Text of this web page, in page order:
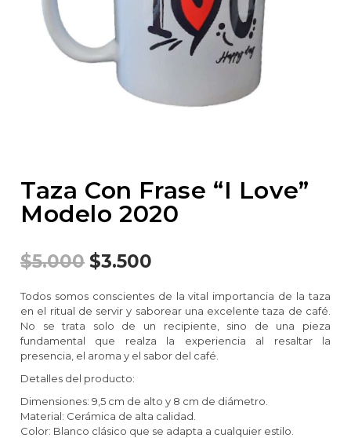
Taza Con Frase “I Love”
Modelo 2020
$5.000 $3.500
Todos somos conscientes de la vital importancia de la taza
en el ritual de servir y saborear una excelente taza de café.
No se trata solo de un recipiente, sino de una pieza
fundamental que realza la experiencia al resaltar la
presencia, el aroma y el sabor del café.
Detalles del producto:
Dimensiones: 9,5 cm de alto y 8 cm de diámetro.
Material: Cerámica de alta calidad.
Color: Blanco clásico que se adapta a cualquier estilo.